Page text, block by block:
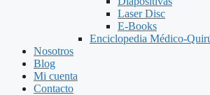
Laser Disc
E-Books
Enciclopedia Médico-
Nosotros
Blog
Mi cuenta
Contacto